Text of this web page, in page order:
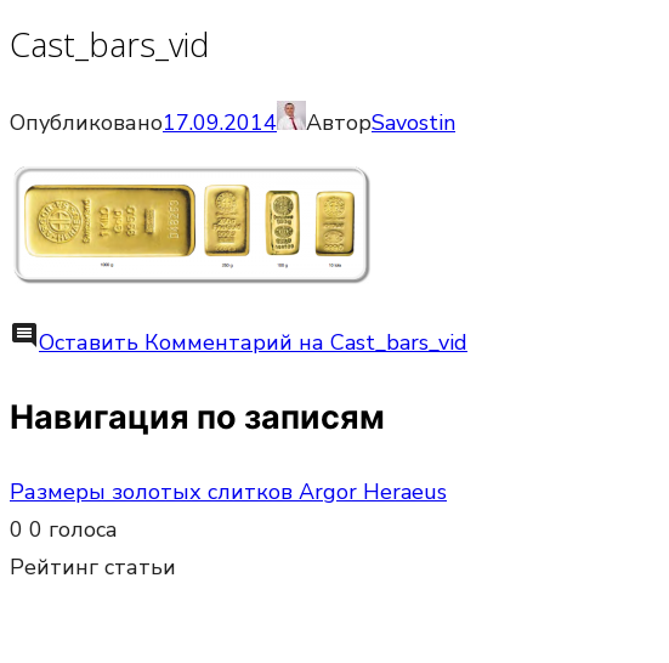
Cast_bars_vid
Опубликовано17.09.2014 АвторSavostin
commentОставить Комментарий на Cast_bars_vid
Навигация по записям
Размеры золотых слитков Argor Heraeus
0 0 голоса
Рейтинг статьи